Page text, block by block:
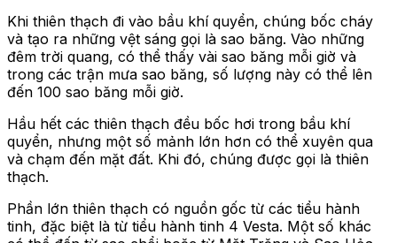
Khi thiên thạch đi vào bầu khí quyển, chúng bốc cháy
và tạo ra những vệt sáng gọi là sao băng. Vào những
đêm trời quang, có thể thấy vài sao băng mỗi giờ và
trong các trận mưa sao băng, số lượng này có thể lên
đến 100 sao băng mỗi giờ.
Hầu hết các thiên thạch đều bốc hơi trong bầu khí
quyển, nhưng một số mảnh lớn hơn có thể xuyên qua
và chạm đến mặt đất. Khi đó, chúng được gọi là thiên
thạch.
Phần lớn thiên thạch có nguồn gốc từ các tiểu hành
tinh, đặc biệt là từ tiểu hành tinh 4 Vesta. Một số khác